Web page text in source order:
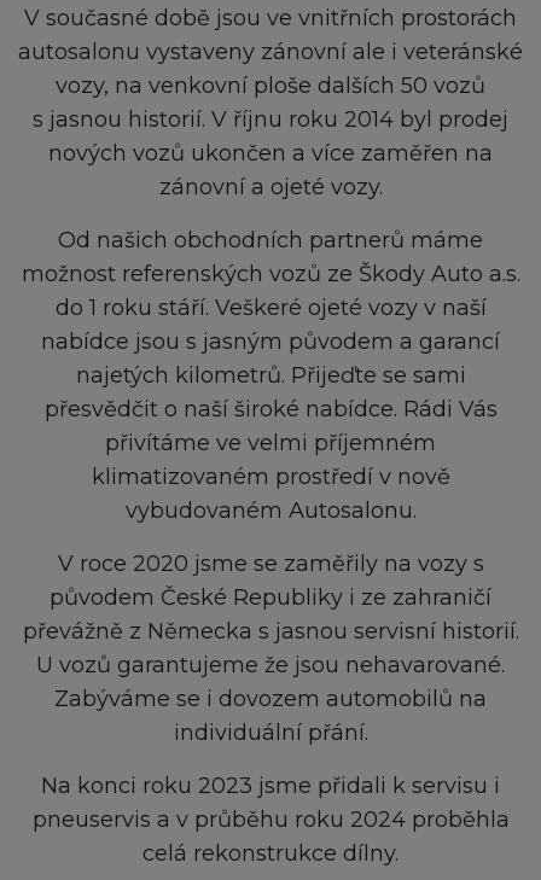
V současné době jsou ve vnitřních prostorách
autosalonu vystaveny zánovní ale i veteránské
vozy, na venkovní ploše dalších 50 vozů
s jasnou historií. V říjnu roku 2014 byl prodej
nových vozů ukončen a více zaměřen na
zánovní a ojeté vozy.
Od našich obchodních partnerů máme
možnost referenských vozů ze Škody Auto a.s.
do 1 roku stáří. Veškeré ojeté vozy v naší
nabídce jsou s jasným původem a garancí
najetých kilometrů. Přijeďte se sami
přesvědčit o naší široké nabídce. Rádi Vás
přivítáme ve velmi příjemném
klimatizovaném prostředí v nově
vybudovaném Autosalonu.
V roce 2020 jsme se zaměřily na vozy s
původem České Republiky i ze zahraničí
převážně z Německa s jasnou servisní historií.
U vozů garantujeme že jsou nehavarované.
Zabýváme se i dovozem automobilů na
individuální přání.
Na konci roku 2023 jsme přidali k servisu i
pneuservis a v průběhu roku 2024 proběhla
celá rekonstrukce dílny.